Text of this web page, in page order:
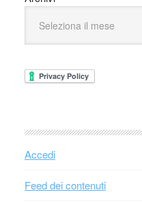
Accedi
Feed dei contenuti